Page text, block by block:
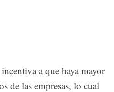
a que haya mayor
de las empresas, lo cual